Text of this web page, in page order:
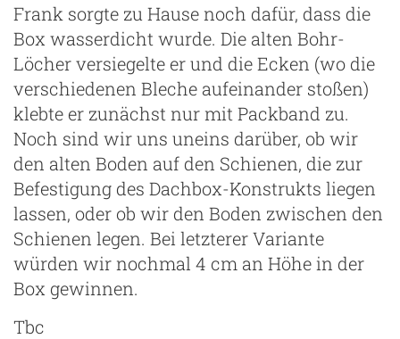
Frank sorgte zu Hause noch dafür, dass die
Box wasserdicht wurde. Die alten Bohr-
Löcher versiegelte er und die Ecken (wo die
verschiedenen Bleche aufeinander stoßen)
klebte er zunächst nur mit Packband zu.
Noch sind wir uns uneins darüber, ob wir
den alten Boden auf den Schienen, die zur
Befestigung des Dachbox-Konstrukts liegen
lassen, oder ob wir den Boden zwischen den
Schienen legen. Bei letzterer Variante
würden wir nochmal 4 cm an Höhe in der
Box gewinnen.
Tbc